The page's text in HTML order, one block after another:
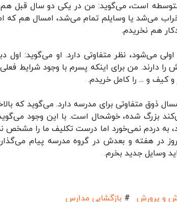
دوره متوسطه است، می‌گوید: من در یکی دو سال قبل
می‌شد یا وسایلم تمام می‌شد، امسال هم که
هم نخریدم.
می‌شود، نظر متفاوتی دارد. او می‌گوید:
دارند. من برای اینکه پسرم با وجود شرایط
و کیف و ... را کامل خریدم.
امسال ذوق متفاوتی برای مدرسه دارد. می‌گوید که
بزرگ شده، خوشحال است. با این وجود
به دردم نمی‌خورد اما درست تکلیف ما را مشخص
در هفته و بعدش در گروه مدرسه پیام
وسایل جدید بخرم.
و پرورش # بازگشایی مدارس